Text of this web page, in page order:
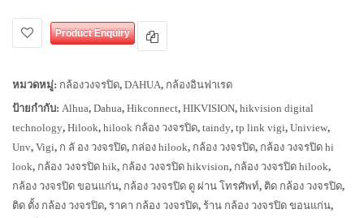
Product Enquiry
หมวดหมู่: กล้องวงจรปิด, DAHUA, กล้องอินฟาเรด
ป้ายกำกับ: Alhua, Dahua, Hikconnect, HIKVISION, hikvision digital
technology, Hilook, hilook กล้อง วงจรปิด, taindy, tp link vigi, Uniview,
Unv, Vigi, ก ลั อง วงจรปิด, กล่อง hilook, กล้อง วงจรปิด, กล้อง วงจรปิด hi
look, กล้อง วงจรปิด hik, กล้อง วงจรปิด hikvision, กล้อง วงจรปิด hilook,
กล้อง วงจรปิด ขอนแก่น, กล้อง วงจรปิด ดู ผ่าน โทรศัพท์, ติด กล้อง วงจรปิด,
ติด ตั้ง กล้อง วงจรปิด, ราคา กล้อง วงจรปิด, ร้าน กล้อง วงจรปิด ขอนแก่น,